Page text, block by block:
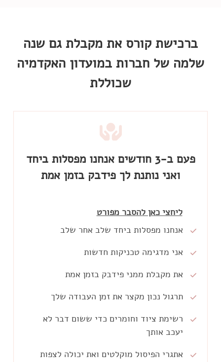
ברכישת קורס את מקבלת גם שנה
שלמה של חברות במועדון האקדמיה
שכוללת
פעם ב-3 חודשים אנחנו מפסלות ביחד
ואני נותנת לך פידבק בזמן אמת
ליחצי כאן להסבר מפורט
אנחנו מפסלות ביחד שלב אחר שלב
בכל פעם אנחנו נפגשות בזום לאתגר פיסול
אני מדגימה טכניקות חדשות
בכל מפגש יש דגש על טכניקות שונות
עוגות.
את מקבלת ממני פידבק בזמן אמת
זו הזדמנות לקבל ממני פידבק בזמן אמת על
צריך לתקן כשאת מפסלת לבד והתוצאה
הסופית תהיה בדיוק כמו בדמיון שלך.
תרגול נכון מקצר את זמן העבודה שלך
בעזרת התרגול את מקצרת את זמן העבודה
שלך וכשתפסלי עוגה ללקוח שלך זה ייקח לך
רשימת ציוד וחומרים כדי ששום דבר לא
יעכב אותך
שבוע לפני המפגש את מקבלת ממני רשימה
אתגרי הפיסול מוקלטים ואת יכולה לצפות